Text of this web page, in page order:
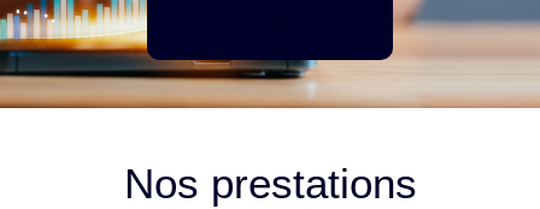
Nos prestations